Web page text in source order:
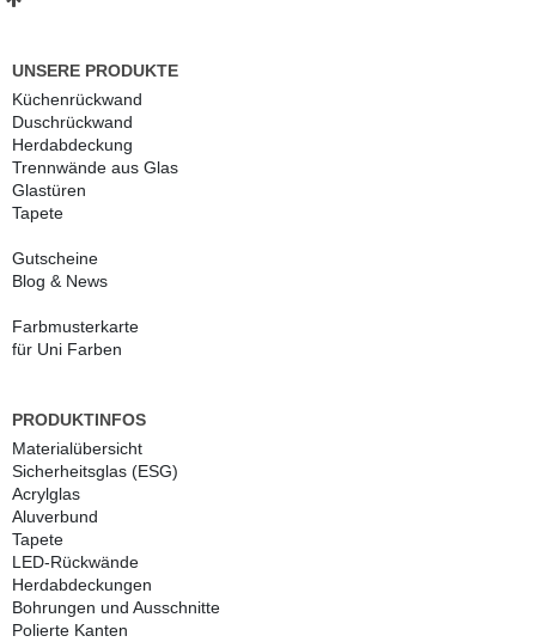
UNSERE PRODUKTE
Küchenrückwand
Duschrückwand
Herdabdeckung
Trennwände aus Glas
Glastüren
Tapete
Gutscheine
Blog & News
Farbmusterkarte
für Uni Farben
PRODUKTINFOS
Materialübersicht
Sicherheitsglas (ESG)
Acrylglas
Aluverbund
Tapete
LED-Rückwände
Herdabdeckungen
Bohrungen und Ausschnitte
Polierte Kanten